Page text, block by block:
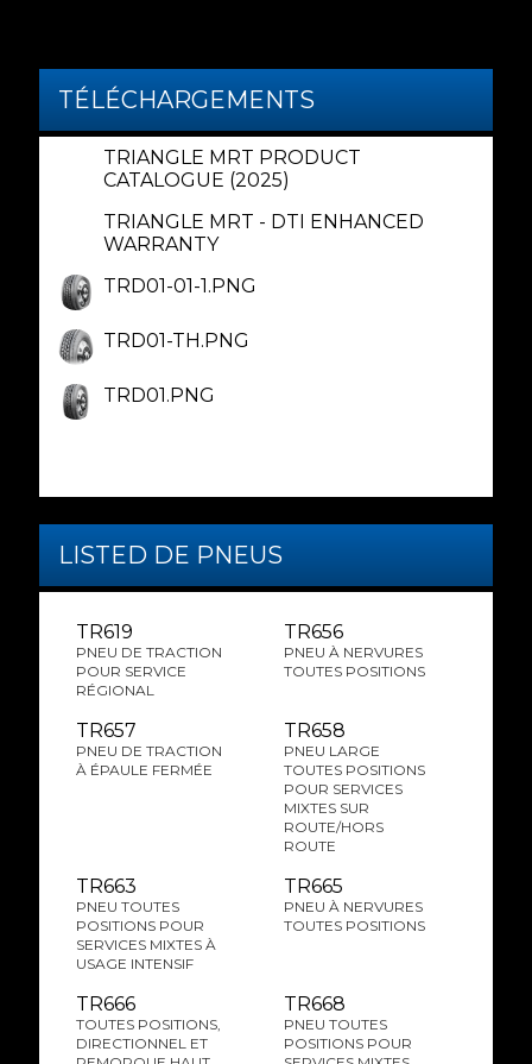
TÉLÉCHARGEMENTS
TRIANGLE MRT PRODUCT
CATALOGUE (2025)
TRIANGLE MRT - DTI ENHANCED
WARRANTY
TRD01-01-1.PNG
TRD01-TH.PNG
TRD01.PNG
LISTED DE PNEUS
TR619
PNEU DE TRACTION
POUR SERVICE
RÉGIONAL
TR656
PNEU À NERVURES
TOUTES POSITIONS
TR657
PNEU DE TRACTION
À ÉPAULE FERMÉE
TR658
PNEU LARGE
TOUTES POSITIONS
POUR SERVICES
MIXTES SUR
ROUTE/HORS
ROUTE
TR663
PNEU TOUTES
POSITIONS POUR
SERVICES MIXTES À
USAGE INTENSIF
TR665
PNEU À NERVURES
TOUTES POSITIONS
TR666
TOUTES POSITIONS,
DIRECTIONNEL ET
TR668
PNEU TOUTES
POSITIONS POUR